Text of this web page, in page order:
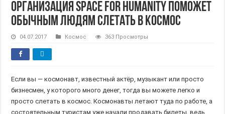
Организация SPACE FOR HUMANITY поможет
обычным людям слетать в космос
04.07.2017 Космос 363 Просмотры
Если вы — космонавт, известный актёр, музыкант или просто
бизнесмен, у которого много денег, тогда вы можете легко и
просто слетать в космос. Космонавты летают туда по работе, а
состоятельным туристам уже начали продавать билеты, ведь